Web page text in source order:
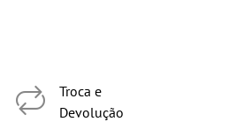
Troca e
Devolução